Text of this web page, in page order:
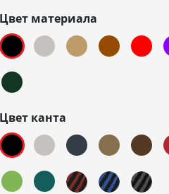
Цвет материала
Цвет канта